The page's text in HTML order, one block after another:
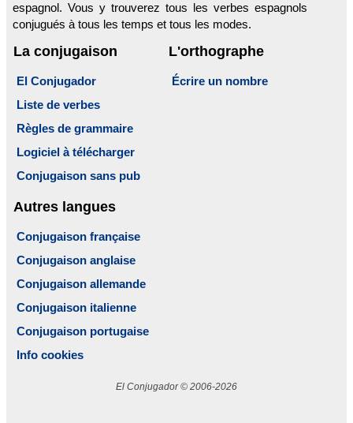
espagnol. Vous y trouverez tous les verbes espagnols
conjugués à tous les temps et tous les modes.
La conjugaison
El Conjugador
Liste de verbes
Règles de grammaire
Logiciel à télécharger
Conjugaison sans pub
L'orthographe
Écrire un nombre
Autres langues
Conjugaison française
Conjugaison anglaise
Conjugaison allemande
Conjugaison italienne
Conjugaison portugaise
Info cookies
El Conjugador © 2006-2026